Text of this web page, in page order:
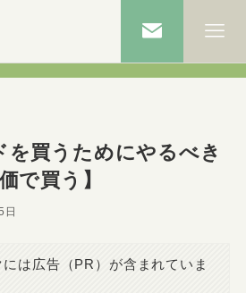
を買うためにやるべき
で買う】
は広告（PR）が含まれていま